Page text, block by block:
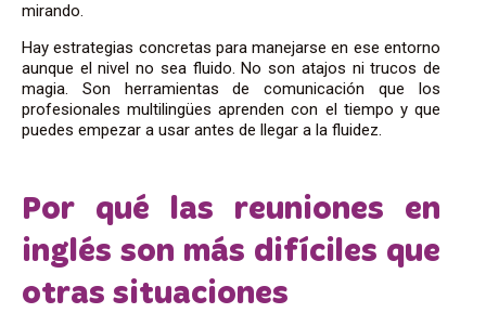
mirando.
Hay estrategias concretas para manejarse en ese entorno
aunque el nivel no sea fluido. No son atajos ni trucos de
magia. Son herramientas de comunicación que los
profesionales multilingües aprenden con el tiempo y que
puedes empezar a usar antes de llegar a la fluidez.
Por qué las reuniones en
inglés son más difíciles que
otras situaciones